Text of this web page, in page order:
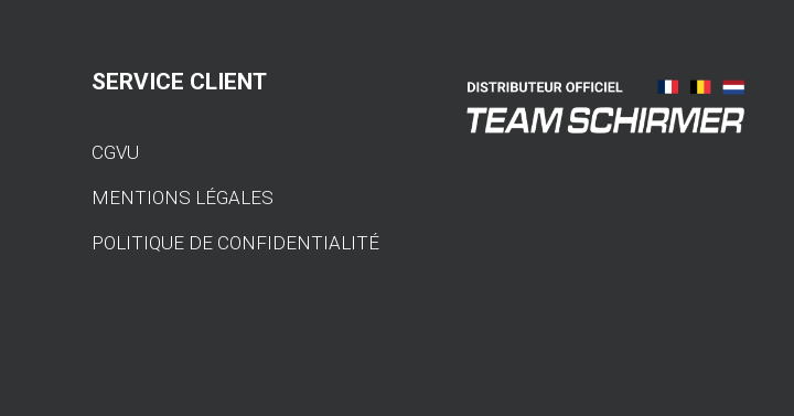
SERVICE CLIENT
CGVU
MENTIONS LÉGALES
POLITIQUE DE CONFIDENTIALITÉ